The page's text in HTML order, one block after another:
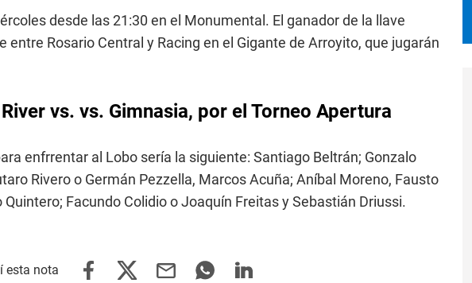
desde las 21:30 en el Monumental. El ganador de la llave
entre Rosario Central y Racing en el Gigante de Arroyito, que jugarán
vs. vs. Gimnasia, por el Torneo Apertura
enfrrentar al Lobo sería la siguiente: Santiago Beltrán; Gonzalo
Rivero o Germán Pezzella, Marcos Acuña; Aníbal Moreno, Fausto
Facundo Colidio o Joaquín Freitas y Sebastián Driussi.